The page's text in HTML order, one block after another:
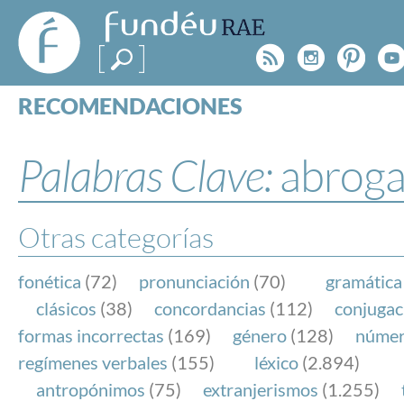
FundéuRAE
- Fundación
del Español
Urgente
Rss
RECOMENDACIONES
ESPECIALES
BLOG
NOTICIAS
SOBRE LA FUNDÉURAE
FundéuRAE es una fundación patrocinada por la
y la Real Academia Española, cuyo objetivo es
el buen uso del español en los medios de
Internet.
Palabras Clave:
Otras categorías
fonética (72) pronunciación (70) gramática
clásicos (38) concordancias (112)
formas incorrectas (169) género (128)
regímenes verbales (155) léxico (2.894)
antropónimos (75) extranjerismos (1.255)